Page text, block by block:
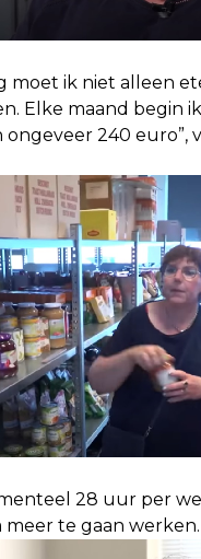
moet ik niet alleen
Elke maand begin
240 euro”,
28 uur per
te gaan werken.